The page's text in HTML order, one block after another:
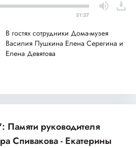
51:37
В гостях сотрудники Дома-музея
Василия Пушкина Елена Серегина и
Елена Девятова
руководителя
Спивакова - Екатерины